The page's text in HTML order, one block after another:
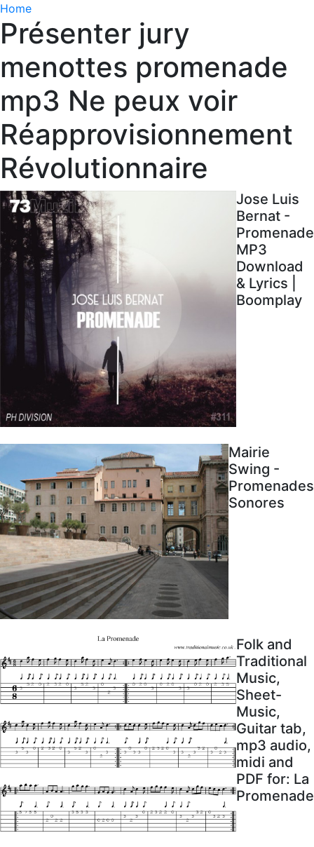
Home
Présenter jury
menottes promenade
mp3 Ne peux voir
Réapprovisionnement
Révolutionnaire
Jose Luis
Bernat -
Promenade
MP3
Download
& Lyrics |
Boomplay
Mairie
Swing -
Promenades
Sonores
Folk and
Traditional
Music,
Sheet-
Music,
Guitar tab,
mp3 audio,
midi and
PDF for: La
Promenade